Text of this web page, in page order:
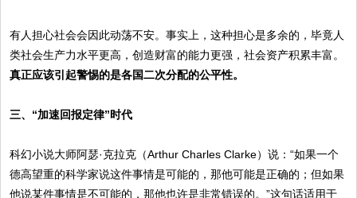
有人担心社会会因此动荡不安。事实上，这种担心是多余的，毕竟人
类社会生产力水平更高，创造财富的能力更强，社会资产积累丰富。
真正应该引起警惕的是各国二次分配的公平性。
三、“加速回报定律”时代
科幻小说大师阿瑟·克拉克（Arthur Charles Clarke）说：“如果一个
德高望重的科学家说这件事情是可能的，那他可能是正确的；但如果
他说某件事情是不可能的，那他也许是非常错误的。”这句话适用于